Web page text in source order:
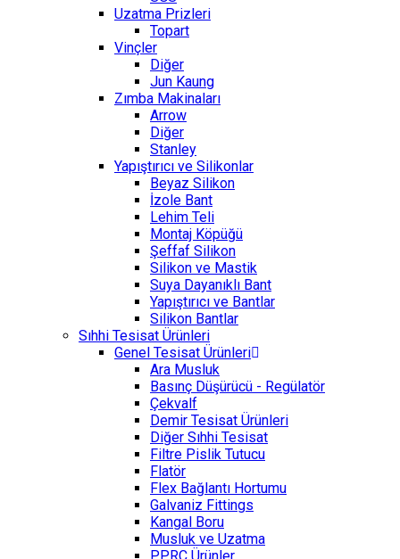
Uzatma Prizleri
Topart
Vinçler
Diğer
Jun Kaung
Zımba Makinaları
Arrow
Diğer
Stanley
Yapıştırıcı ve Silikonlar
Beyaz Silikon
İzole Bant
Lehim Teli
Montaj Köpüğü
Şeffaf Silikon
Silikon ve Mastik
Suya Dayanıklı Bant
Yapıştırıcı ve Bantlar
Silikon Bantlar
Sıhhi Tesisat Ürünleri
Genel Tesisat Ürünleri
Ara Musluk
Basınç Düşürücü - Regülatör
Çekvalf
Demir Tesisat Ürünleri
Diğer Sıhhi Tesisat
Filtre Pislik Tutucu
Flatör
Flex Bağlantı Hortumu
Galvaniz Fittings
Kangal Boru
Musluk ve Uzatma